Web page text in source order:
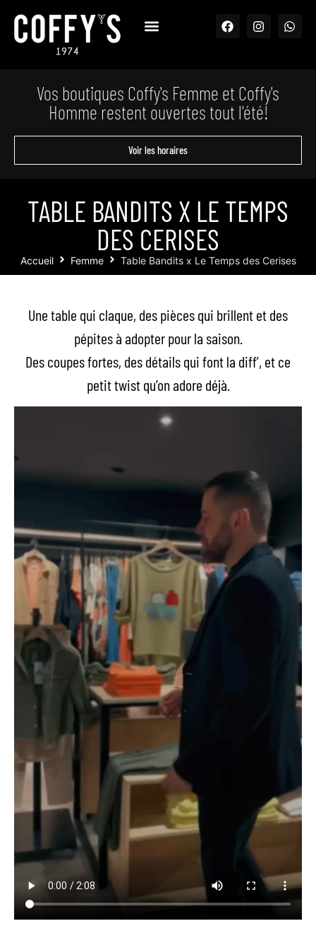
Vos boutiques Coffy's Femme et Coffy's
Homme restent ouvertes tout l'été!
Voir les horaires
TABLE BANDITS X LE TEMPS
DES CERISES
Accueil Femme Table Bandits x Le Temps des Cerises
Une table qui claque, des pièces qui brillent et des
pépites à adopter pour la saison.
Des coupes fortes, des détails qui font la diff’, et ce
petit twist qu’on adore déjà.